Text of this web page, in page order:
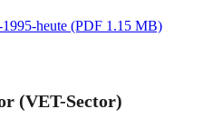
heute (PDF 1.15 MB)
(VET-Sector)